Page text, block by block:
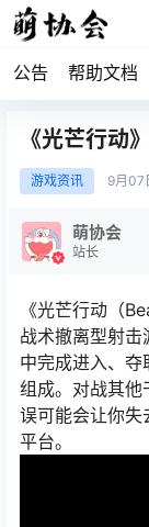
公告 帮助文档
《光芒行动
游戏资讯 9月 07
萌协会
站长
《光芒行动（
战术撤离型射
中完成进入、
组成。对战其他
误可能会让你
平台。